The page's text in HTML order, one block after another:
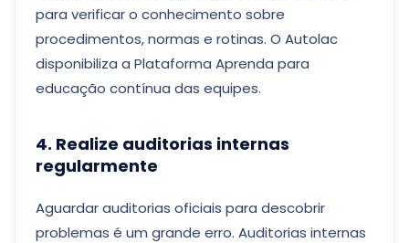
para verificar o conhecimento sobre
procedimentos, normas e rotinas. O Autolac
disponibiliza a Plataforma Aprenda para
educação contínua das equipes.
4. Realize auditorias internas
regularmente
Aguardar auditorias oficiais para descobrir
problemas é um grande erro. Auditorias internas